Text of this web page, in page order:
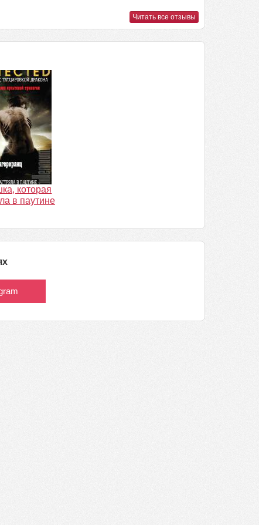
Читать все отзывы
которая
в паутине